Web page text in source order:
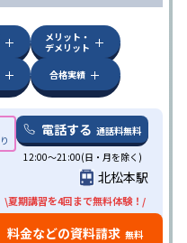
メリット・
デメリット
合格実績
電話する 通話料無料
12:00～21:00(日・月を除く)
北松本駅
\夏期講習を4回まで無料体験！/
料金などの資料請求 無料